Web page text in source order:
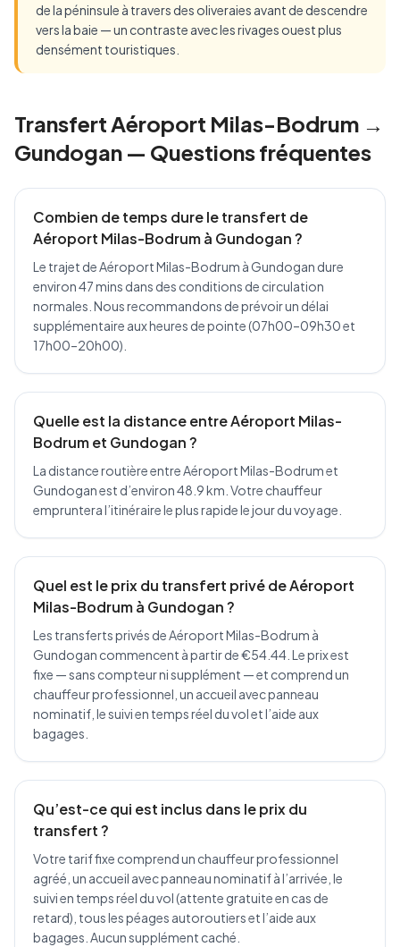
de la péninsule à travers des oliveraies avant de descendre
vers la baie — un contraste avec les rivages ouest plus
densément touristiques.
Transfert Aéroport Milas-Bodrum →
Gundogan — Questions fréquentes
Combien de temps dure le transfert de
Aéroport Milas-Bodrum à Gundogan ?
Le trajet de Aéroport Milas-Bodrum à Gundogan dure
environ 47 mins dans des conditions de circulation
normales. Nous recommandons de prévoir un délai
supplémentaire aux heures de pointe (07h00–09h30 et
17h00–20h00).
Quelle est la distance entre Aéroport Milas-
Bodrum et Gundogan ?
La distance routière entre Aéroport Milas-Bodrum et
Gundogan est d’environ 48.9 km. Votre chauffeur
empruntera l’itinéraire le plus rapide le jour du voyage.
Quel est le prix du transfert privé de Aéroport
Milas-Bodrum à Gundogan ?
Les transferts privés de Aéroport Milas-Bodrum à
Gundogan commencent à partir de €54.44. Le prix est
fixe — sans compteur ni supplément — et comprend un
chauffeur professionnel, un accueil avec panneau
nominatif, le suivi en temps réel du vol et l’aide aux
bagages.
Qu’est-ce qui est inclus dans le prix du
transfert ?
Votre tarif fixe comprend un chauffeur professionnel
agréé, un accueil avec panneau nominatif à l’arrivée, le
suivi en temps réel du vol (attente gratuite en cas de
retard), tous les péages autoroutiers et l’aide aux
bagages. Aucun supplément caché.